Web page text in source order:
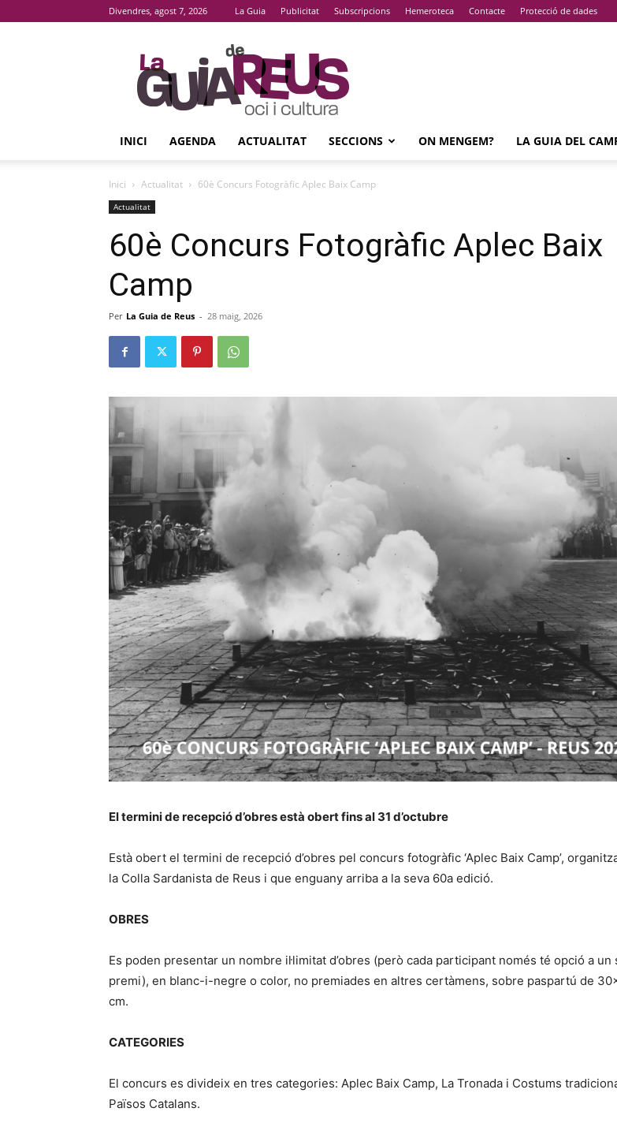
Divendres, agost 7, 2026 La Guia Publicitat Subscripcions Hemeroteca Contacte Protecció de dades
La
Guia
De
Reus
INICI AGENDA ACTUALITAT SECCIONS ON MENGEM? LA GUIA DEL
Inici Actualitat 60è Concurs Fotogràfic Aplec Baix Camp
Actualitat
60è Concurs Fotogràfic Aplec Baix
Camp
Per La Guia de Reus - 28 maig, 2026
El termini de recepció d’obres està obert fins al 31 d’octubre
Està obert el termini de recepció d’obres pel concurs fotogràfic ‘Aplec Baix Camp’,
la Colla Sardanista de Reus i que enguany arriba a la seva 60a edició.
OBRES
Es poden presentar un nombre il·limitat d’obres (però cada participant només té opció a un
premi), en blanc-i-negre o color, no premiades en altres certàmens, sobre paspartú de
cm.
CATEGORIES
El concurs es divideix en tres categories: Aplec Baix Camp, La Tronada i Costums
Països Catalans.